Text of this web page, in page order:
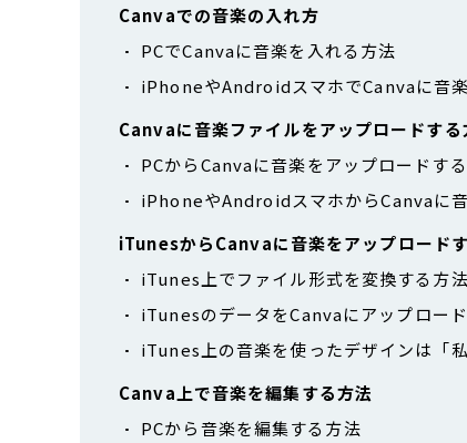
Canvaでの音楽の入れ方
PCでCanvaに音楽を入れる方法
iPhoneやAndroidスマホでCanvaに音
Canvaに音楽ファイルをアップロードする
PCからCanvaに音楽をアップロードす
iPhoneやAndroidスマホからCanvaに
iTunesからCanvaに音楽をアップロード
iTunes上でファイル形式を変換する方法
iTunesのデータをCanvaにアップロー
iTunes上の音楽を使ったデザインは「
Canva上で音楽を編集する方法
PCから音楽を編集する方法